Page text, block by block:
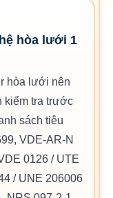
hòa lưới 1
hòa lưới nên
kiểm tra trước
sách tiêu
VDE-AR-N
0126 / UTE
/ UNE 206006